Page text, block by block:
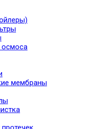
осмоса
мембраны